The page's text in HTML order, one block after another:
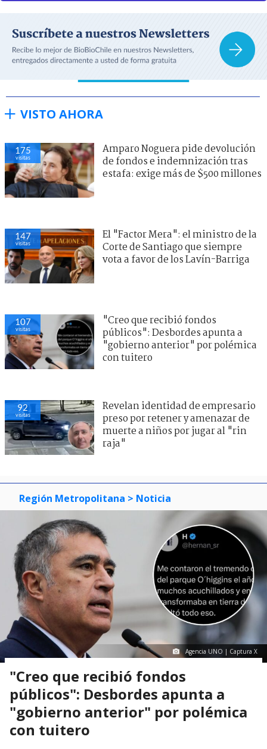
VISTO AHORA
175
visitas
Amparo Noguera pide devolución
de fondos e indemnización tras
estafa: exige más de $500 millones
147
visitas
El "Factor Mera": el ministro de la
Corte de Santiago que siempre
vota a favor de los Lavín-Barriga
107
visitas
"Creo que recibió fondos
públicos": Desbordes apunta a
"gobierno anterior" por polémica
con tuitero
92
visitas
Revelan identidad de empresario
preso por retener y amenazar de
muerte a niños por jugar al "rin
raja"
Región Metropolitana > Noticia
Agencia UNO | Captura X
"Creo que recibió fondos
públicos": Desbordes apunta a
"gobierno anterior" por polémica
con tuitero